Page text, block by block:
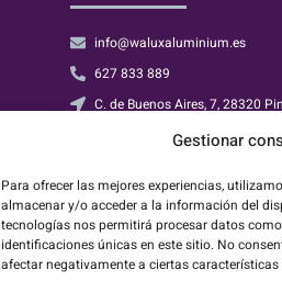
Gestionar
Para ofrecer las mejores experiencias,
almacenar y/o acceder a la información del
tecnologías nos permitirá procesar datos
identificaciones únicas en este sitio. No
afectar negativamente a ciertas
info@waluxaluminium.es
627 833 889
C. de Buenos Aires, 7, 28320